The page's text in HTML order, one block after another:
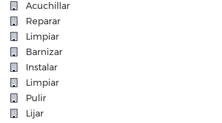
Acuchillar
Reparar
Limpiar
Barnizar
Instalar
Limpiar
Pulir
Lijar